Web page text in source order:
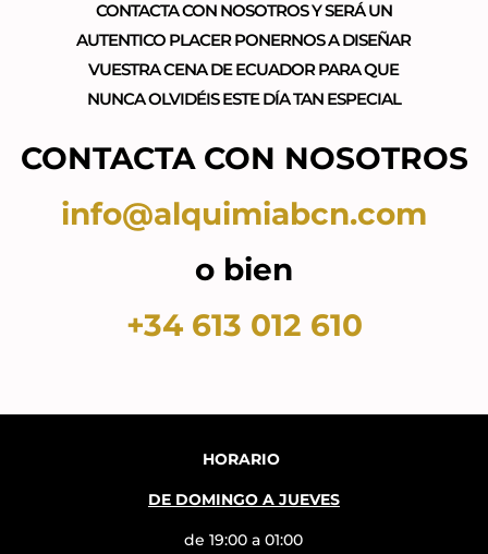
CONTACTA CON NOSOTROS Y SERÁ UN
AUTENTICO PLACER PONERNOS A DISEÑAR
VUESTRA CENA DE ECUADOR PARA QUE
NUNCA OLVIDÉIS ESTE DÍA TAN ESPECIAL
CONTACTA CON NOSOTROS
info@alquimiabcn.com
o bien
+34 613 012 610
HORARIO
DE DOMINGO A JUEVES
de 19:00 a 01:00